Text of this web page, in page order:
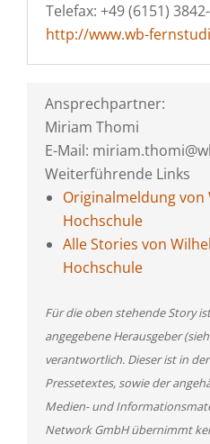
Telefax: +49 (6151)
http://www.wb-
Ansprechpartner:
Miriam Thomi
E-Mail:
Weiterführende Links
Originalmeldung
Hochschule
Alle Stories von
Hochschule
Für die oben stehende Story
angegebene Herausgeber
verantwortlich. Dieser ist in
Pressetextes, sowie der
Medien- und
Network GmbH übernimmt